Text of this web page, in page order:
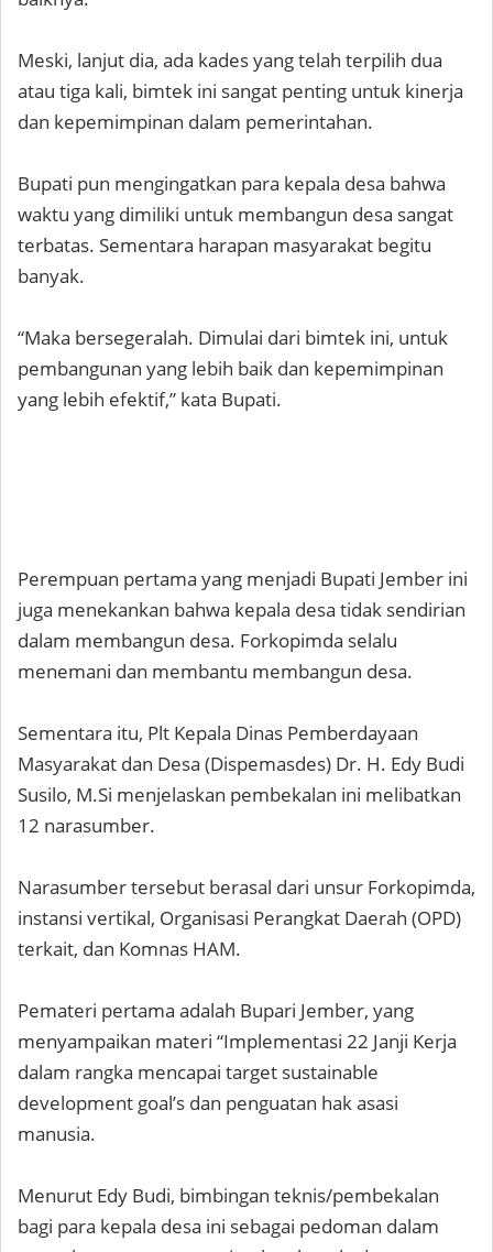
Meski, lanjut dia, ada kades yang telah terpilih dua
atau tiga kali, bimtek ini sangat penting untuk kinerja
dan kepemimpinan dalam pemerintahan.
Bupati pun mengingatkan para kepala desa bahwa
waktu yang dimiliki untuk membangun desa sangat
terbatas. Sementara harapan masyarakat begitu
banyak.
“Maka bersegeralah. Dimulai dari bimtek ini, untuk
pembangunan yang lebih baik dan kepemimpinan
yang lebih efektif,” kata Bupati.
Perempuan pertama yang menjadi Bupati Jember ini
juga menekankan bahwa kepala desa tidak sendirian
dalam membangun desa. Forkopimda selalu
menemani dan membantu membangun desa.
Sementara itu, Plt Kepala Dinas Pemberdayaan
Masyarakat dan Desa (Dispemasdes) Dr. H. Edy Budi
Susilo, M.Si menjelaskan pembekalan ini melibatkan
12 narasumber.
Narasumber tersebut berasal dari unsur Forkopimda,
instansi vertikal, Organisasi Perangkat Daerah (OPD)
terkait, dan Komnas HAM.
Pemateri pertama adalah Bupari Jember, yang
menyampaikan materi “Implementasi 22 Janji Kerja
dalam rangka mencapai target sustainable
development goal’s dan penguatan hak asasi
manusia.
Menurut Edy Budi, bimbingan teknis/pembekalan
bagi para kepala desa ini sebagai pedoman dalam